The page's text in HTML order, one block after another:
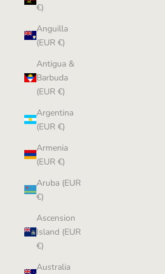
€)
Anguilla
(EUR €)
Antigua &
Barbuda
(EUR €)
Argentina
(EUR €)
Armenia
(EUR €)
Aruba (EUR
€)
Ascension
Island (EUR
€)
Australia